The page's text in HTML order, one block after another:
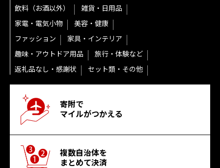
飲料（お酒以外）
雑貨・日用品
家電・電気小物
美容・健康
ファッション
家具・インテリア
趣味・アウトドア用品
旅行・体験など
返礼品なし・感謝状
セット類・その他
寄附で
マイルがつかえる
複数自治体を
まとめて決済